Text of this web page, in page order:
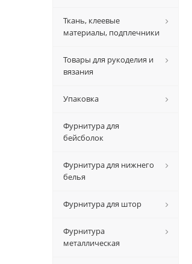
Ткань, клеевые
материалы, подплечники
Товары для рукоделия и
вязания
Упаковка
Фурнитура для
бейсболок
Фурнитура для нижнего
белья
Фурнитура для штор
Фурнитура
металлическая